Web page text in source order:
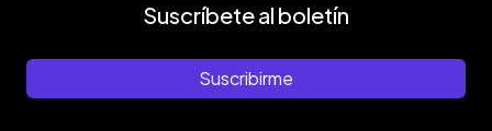
Suscríbete al boletín
Suscribirme